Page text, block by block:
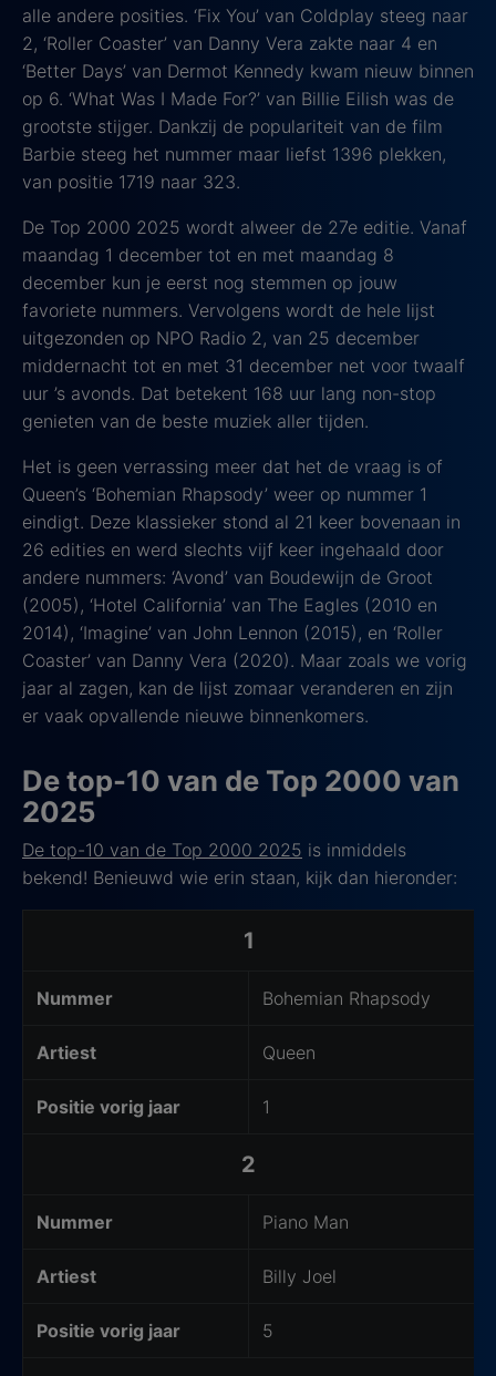
alle andere posities. ‘Fix You’ van Coldplay steeg naar
2, ‘Roller Coaster’ van Danny Vera zakte naar 4 en
‘Better Days’ van Dermot Kennedy kwam nieuw binnen
op 6. ‘What Was I Made For?’ van Billie Eilish was de
grootste stijger. Dankzij de populariteit van de film
Barbie steeg het nummer maar liefst 1396 plekken,
van positie 1719 naar 323.
De Top 2000 2025 wordt alweer de 27e editie. Vanaf
maandag 1 december tot en met maandag 8
december kun je eerst nog stemmen op jouw
favoriete nummers. Vervolgens wordt de hele lijst
uitgezonden op NPO Radio 2, van 25 december
middernacht tot en met 31 december net voor twaalf
uur ’s avonds. Dat betekent 168 uur lang non-stop
genieten van de beste muziek aller tijden.
Het is geen verrassing meer dat het de vraag is of
Queen’s ‘Bohemian Rhapsody’ weer op nummer 1
eindigt. Deze klassieker stond al 21 keer bovenaan in
26 edities en werd slechts vijf keer ingehaald door
andere nummers: ‘Avond’ van Boudewijn de Groot
(2005), ‘Hotel California’ van The Eagles (2010 en
2014), ‘Imagine’ van John Lennon (2015), en ‘Roller
Coaster’ van Danny Vera (2020). Maar zoals we vorig
jaar al zagen, kan de lijst zomaar veranderen en zijn
er vaak opvallende nieuwe binnenkomers.
De top-10 van de Top 2000 van
2025
De top-10 van de Top 2000 2025 is inmiddels
bekend! Benieuwd wie erin staan, kijk dan hieronder:
1
Nummer Bohemian Rhapsody
Artiest Queen
Positie vorig jaar 1
2
Nummer Piano Man
Artiest Billy Joel
Positie vorig jaar 5